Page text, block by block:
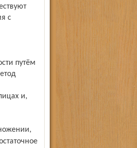
с
путём
и,